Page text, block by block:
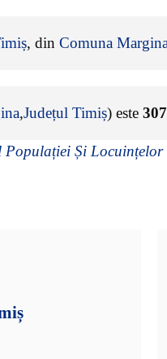
, din Comuna Margina
,Județul Timiș) este
Populației Și Locuințelor